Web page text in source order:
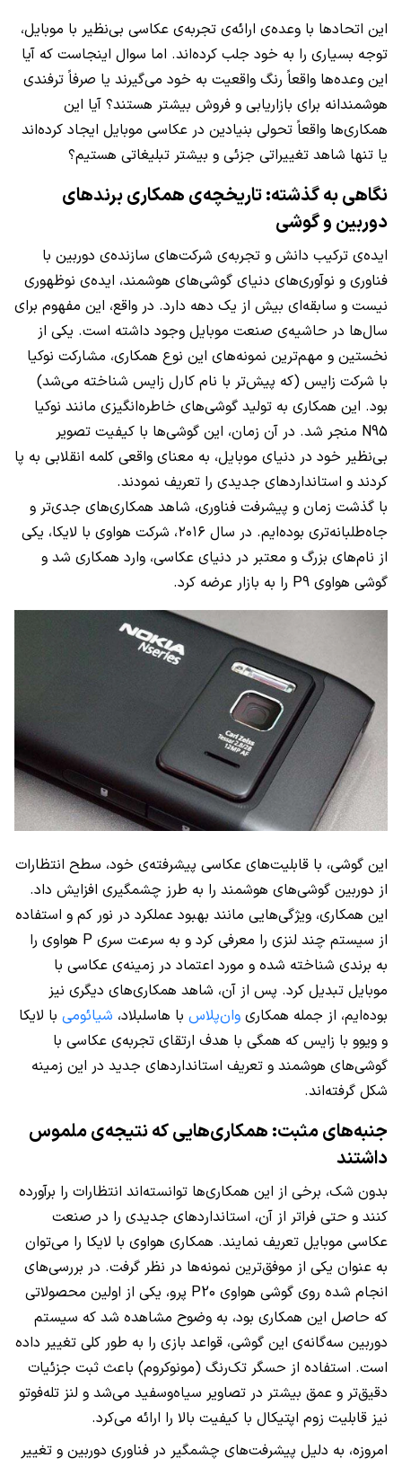
این اتحادها با وعده‌ی ارائه‌ی تجربه‌ی عکاسی بی‌نظیر با موبایل،
توجه بسیاری را به خود جلب کرده‌اند. اما سوال اینجاست که آیا
این وعده‌ها واقعاً رنگ واقعیت به خود می‌گیرند یا صرفاً ترفندی
هوشمندانه برای بازاریابی و فروش بیشتر هستند؟ آیا این
همکاری‌ها واقعاً تحولی بنیادین در عکاسی موبایل ایجاد کرده‌اند
یا تنها شاهد تغییراتی جزئی و بیشتر تبلیغاتی هستیم؟
نگاهی به گذشته: تاریخچه‌ی همکاری برندهای
دوربین و گوشی
ایده‌ی ترکیب دانش و تجربه‌ی شرکت‌های سازنده‌ی دوربین با
فناوری و نوآوری‌های دنیای گوشی‌های هوشمند، ایده‌ی نوظهوری
نیست و سابقه‌ای بیش از یک دهه دارد. در واقع، این مفهوم برای
سال‌ها در حاشیه‌ی صنعت موبایل وجود داشته است. یکی از
نخستین و مهم‌ترین نمونه‌های این نوع همکاری، مشارکت نوکیا
با شرکت زایس (که پیش‌تر با نام کارل زایس شناخته می‌شد)
بود. این همکاری به تولید گوشی‌های خاطره‌انگیزی مانند نوکیا
N95 منجر شد. در آن زمان، این گوشی‌ها با کیفیت تصویر
بی‌نظیر خود در دنیای موبایل، به معنای واقعی کلمه انقلابی به پا
کردند و استانداردهای جدیدی را تعریف نمودند.
با گذشت زمان و پیشرفت فناوری، شاهد همکاری‌های جدی‌تر و
جاه‌طلبانه‌تری بوده‌ایم. در سال ۲۰۱۶، شرکت هواوی با لایکا، یکی
از نام‌های بزرگ و معتبر در دنیای عکاسی، وارد همکاری شد و
گوشی هواوی P9 را به بازار عرضه کرد.
این گوشی، با قابلیت‌های عکاسی پیشرفته‌ی خود، سطح انتظارات
از دوربین گوشی‌های هوشمند را به طرز چشمگیری افزایش داد.
این همکاری، ویژگی‌هایی مانند بهبود عملکرد در نور کم و استفاده
از سیستم چند لنزی را معرفی کرد و به سرعت سری P هواوی را
به برندی شناخته شده و مورد اعتماد در زمینه‌ی عکاسی با
موبایل تبدیل کرد. پس از آن، شاهد همکاری‌های دیگری نیز
بوده‌ایم، از جمله همکاری وان‌پلاس با هاسلبلاد، شیائومی با لایکا
و ویوو با زایس که همگی با هدف ارتقای تجربه‌ی عکاسی با
گوشی‌های هوشمند و تعریف استانداردهای جدید در این زمینه
شکل گرفته‌اند.
جنبه‌های مثبت: همکاری‌هایی که نتیجه‌ی ملموس
داشتند
بدون شک، برخی از این همکاری‌ها توانسته‌اند انتظارات را برآورده
کنند و حتی فراتر از آن، استانداردهای جدیدی را در صنعت
عکاسی موبایل تعریف نمایند. همکاری هواوی با لایکا را می‌توان
به عنوان یکی از موفق‌ترین نمونه‌ها در نظر گرفت. در بررسی‌های
انجام شده روی گوشی هواوی P20 پرو، یکی از اولین محصولاتی
که حاصل این همکاری بود، به وضوح مشاهده شد که سیستم
دوربین سه‌گانه‌ی این گوشی، قواعد بازی را به طور کلی تغییر داده
است. استفاده از حسگر تک‌رنگ (مونوکروم) باعث ثبت جزئیات
دقیق‌تر و عمق بیشتر در تصاویر سیاه‌وسفید می‌شد و لنز تله‌فوتو
نیز قابلیت زوم اپتیکال با کیفیت بالا را ارائه می‌کرد.
امروزه، به دلیل پیشرفت‌های چشمگیر در فناوری دوربین و تغییر